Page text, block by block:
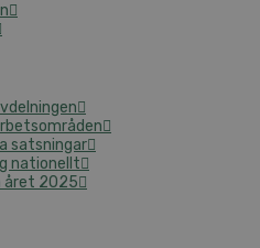
satsningar
nationellt
året 2025